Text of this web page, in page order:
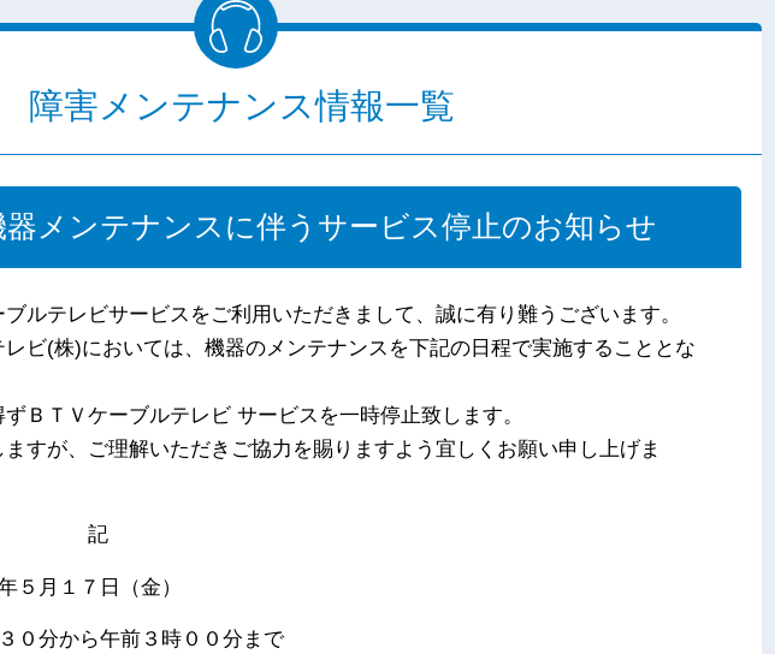
障害メンテナンス情報一覧
器メンテナンスに伴うサービス停止のお知らせ
ルテレビサービスをご利用いただきまして、誠に有り難うございます。
ビ(株)においては、機器のメンテナンスを下記の日程で実施することとな
ＢＴＶケーブルテレビ サービスを一時停止致します。
すが、ご理解いただきご協力を賜りますよう宜しくお願い申し上げま
５月１７日（金）
０分から午前３時００分まで